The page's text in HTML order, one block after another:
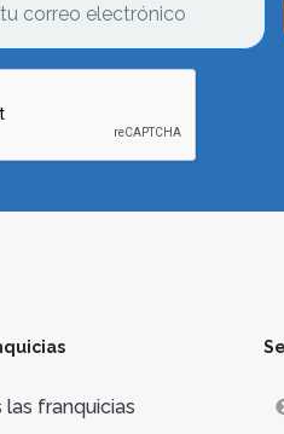
las franquicias